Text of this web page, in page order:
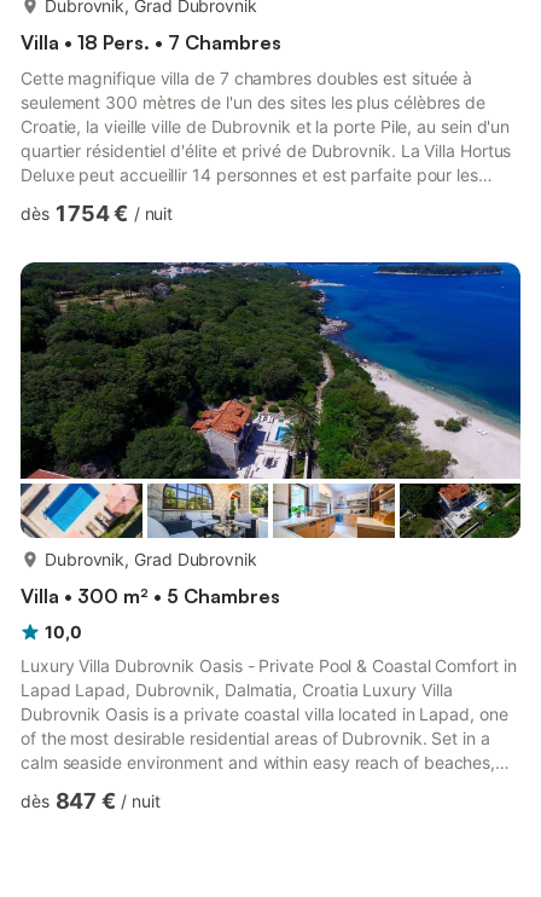
Dubrovnik, Grad Dubrovnik
Villa • 18 Pers. • 7 Chambres
Cette magnifique villa de 7 chambres doubles est située à
seulement 300 mètres de l'un des sites les plus célèbres de
Croatie, la vieille ville de Dubrovnik et la porte Pile, au sein d'un
quartier résidentiel d'élite et privé de Dubrovnik. La Villa Hortus
Deluxe peut accueillir 14 personnes et est parfaite pour les
il y a 200 ans et a fait l'objet d'une rénovation complète en
Adriatique depuis le bâtiment principal. Ce n'est pas une villa
typique ; les 7 cha...
dès 1 754 € / nuit
Dubrovnik, Grad Dubrovnik
Villa • 300 m² • 5 Chambres
10,0
Luxury Villa Dubrovnik Oasis - Private Pool & Coastal Comfort in
Lapad Lapad, Dubrovnik, Dalmatia, Croatia Luxury Villa
Dubrovnik Oasis is a private coastal villa located in Lapad, one
of the most desirable residential areas of Dubrovnik. Set in a
calm seaside environment and within easy reach of beaches,
pool, sea views and a relaxed Mediterranean atmosphere ideal
dès 847 € / nuit